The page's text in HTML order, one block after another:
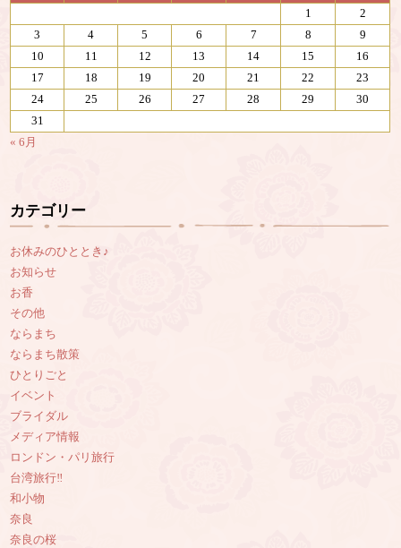
1
2
3
4 5 6 7 8
9
10
11 12 13 14 15
16
17
18 19 20 21 22
23
24
25 26 27 28 29
30
31
« 6月
カテゴリー
お休みのひととき♪
お知らせ
お香
その他
ならまち
ならまち散策
ひとりごと
イベント
ブライダル
メディア情報
ロンドン・パリ旅行
台湾旅行‼︎
和小物
奈良
奈良の桜